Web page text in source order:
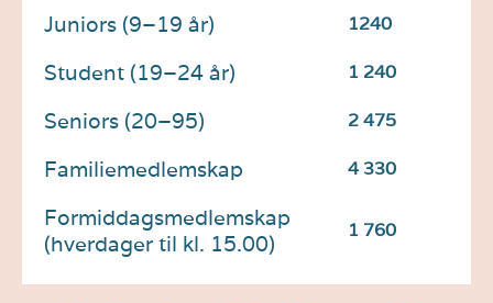
Juniors (9–19 år) 1240
Student (19–24 år) 1 240
Seniors (20–95) 2 475
Familiemedlemskap 4 330
Formiddagsmedlemskap
(hverdager til kl. 15.00)
1 760